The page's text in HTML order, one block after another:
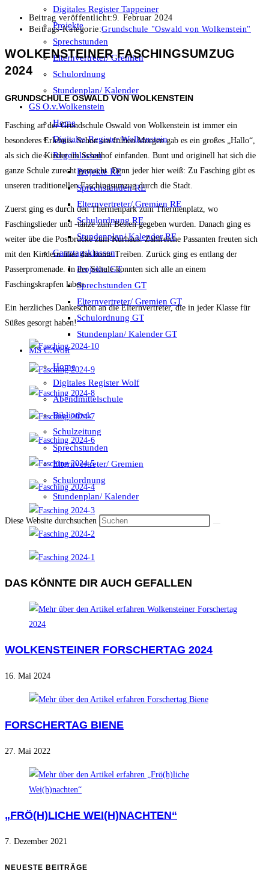
Digitales Register Tappeiner
Projekte
Sprechstunden
Elternvertreter/ Gremien
Schulordnung
Stundenplan/ Kalender
GS O.v.Wolkenstein
Home
Digitales Register Wolkenstein
Regelklassen
Projekte RE
Sprechstunden RE
Elternvertreter/ Gremien RE
Schulordnung RE
Stundenplan/ Kalender RE
Ganztagsklassen
Projekte GT
Sprechstunden GT
Elternvertreter/ Gremien GT
Schulordnung GT
Stundenplan/ Kalender GT
MS C.Wolf
Home
Digitales Register Wolf
Abendmittelschule
Bibliothek
Schulzeitung
Sprechstunden
Elternvertreter/ Gremien
Schulordnung
Stundenplan/ Kalender
Diese Website durchsuchen
Beitrag veröffentlicht:9. Februar 2024
Beitrags-Kategorie:Grundschule "Oswald von Wolkenstein"
WOLKENSTEINER FASCHINGSUMZUG
2024
GRUNDSCHULE OSWALD VON WOLKENSTEIN
Fasching an der Grundschule Oswald von Wolkenstein ist immer ein
besonderes Erlebnis. Schon am frühen Morgen gab es ein großes „Hallo“,
als sich die Kinder im Schulhof einfanden. Bunt und originell hat sich die
ganze Schule zurecht gemacht. Denn jeder hier weiß: Zu Fasching gibt es
unseren traditionellen Faschingsumzug durch die Stadt.
Zuerst ging es durch den Thermenpark zum Thermenplatz, wo
Faschingslieder und -tänze zum Besten gegeben wurden. Danach ging es
weiter übe die Postbrücke zum Kurhaus. Zahlreiche Passanten freuten sich
mit den Kindern über das bunte Treiben. Zurück ging es entlang der
Passerpromenade. In der Schule konnten sich alle an einem
Faschingskrapfen laben.
Ein herzliches Dankeschön an die Elternvertreter, die in jeder Klasse für
Süßes gesorgt haben!
DAS KÖNNTE DIR AUCH GEFALLEN
WOLKENSTEINER FORSCHERTAG 2024
16. Mai 2024
FORSCHERTAG BIENE
27. Mai 2022
„FRÖ(H)LICHE WEI(H)NACHTEN“
7. Dezember 2021
NEUESTE BEITRÄGE